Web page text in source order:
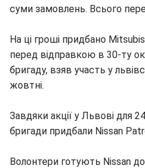
суми замовлень. Всього
На ці гроші придбано
перед відправкою в 30-ту
бригаду, взяв участь у
жовтні.
Завдяки акції у Львові для
бригади придбали Nissan
Волонтери готують Nissan до